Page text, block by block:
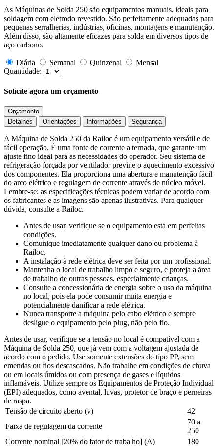
As Máquinas de Solda 250 são equipamentos manuais, ideais para
soldagem com eletrodo revestido. São perfeitamente adequadas para
pequenas serralherias, indústrias, oficinas, montagens e manutenção.
Além disso, são altamente eficazes para solda em diversos tipos de
aço carbono.
Diária Semanal Quinzenal
Mensal
Quantidade:
Solicite agora um orçamento
Orçamento
Detalhes
Orientações Informações Segurança
A Máquina de Solda 250 da Railoc é um equipamento versátil e de
fácil operação. É uma fonte de corrente alternada, que garante um
ajuste fino ideal para as necessidades do operador. Seu sistema de
refrigeração forçada por ventilador previne o aquecimento excessivo
dos componentes. Ela proporciona uma abertura e manutenção fácil
do arco elétrico e regulagem de corrente através de núcleo móvel.
Lembre-se: as especificações técnicas podem variar de acordo com
os fabricantes e as imagens são apenas ilustrativas. Para qualquer
dúvida, consulte a Railoc.
Antes de usar, verifique se o equipamento está em perfeitas
condições.
Comunique imediatamente qualquer dano ou problema à
Railoc.
A instalação à rede elétrica deve ser feita por um profissional.
Mantenha o local de trabalho limpo e seguro, e proteja a área
de trabalho de outras pessoas, especialmente crianças.
Consulte a concessionária de energia sobre o uso da máquina
no local, pois ela pode consumir muita energia e
potencialmente danificar a rede elétrica.
Nunca transporte a máquina pelo cabo elétrico e sempre
desligue o equipamento pelo plug, não pelo fio.
Antes de usar, verifique se a tensão no local é compatível com a
Máquina de Solda 250, que já vem com a voltagem ajustada de
acordo com o pedido. Use somente extensões do tipo PP, sem
emendas ou fios descascados. Não trabalhe em condições de chuva
ou em locais úmidos ou com presença de gases e líquidos
inflamáveis. Utilize sempre os Equipamentos de Proteção Individual
(EPI) adequados, como avental, luvas, protetor de braço e perneiras
de raspa.
Tensão de circuito aberto (v)
42
Faixa de regulagem da corrente
70 a
250
Corrente nominal [20% do fator de trabalho] (A)
180